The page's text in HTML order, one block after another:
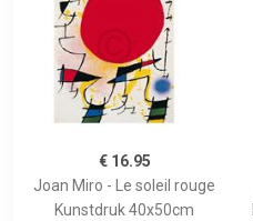
€ 16.95
Joan Miro - Le soleil rouge
Kunstdruk 40x50cm